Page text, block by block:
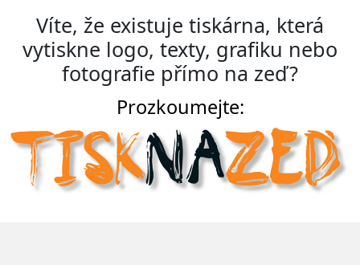
Víte, že existuje tiskárna, která
vytiskne logo, texty, grafiku nebo
fotografie přímo na zeď?
Prozkoumejte: